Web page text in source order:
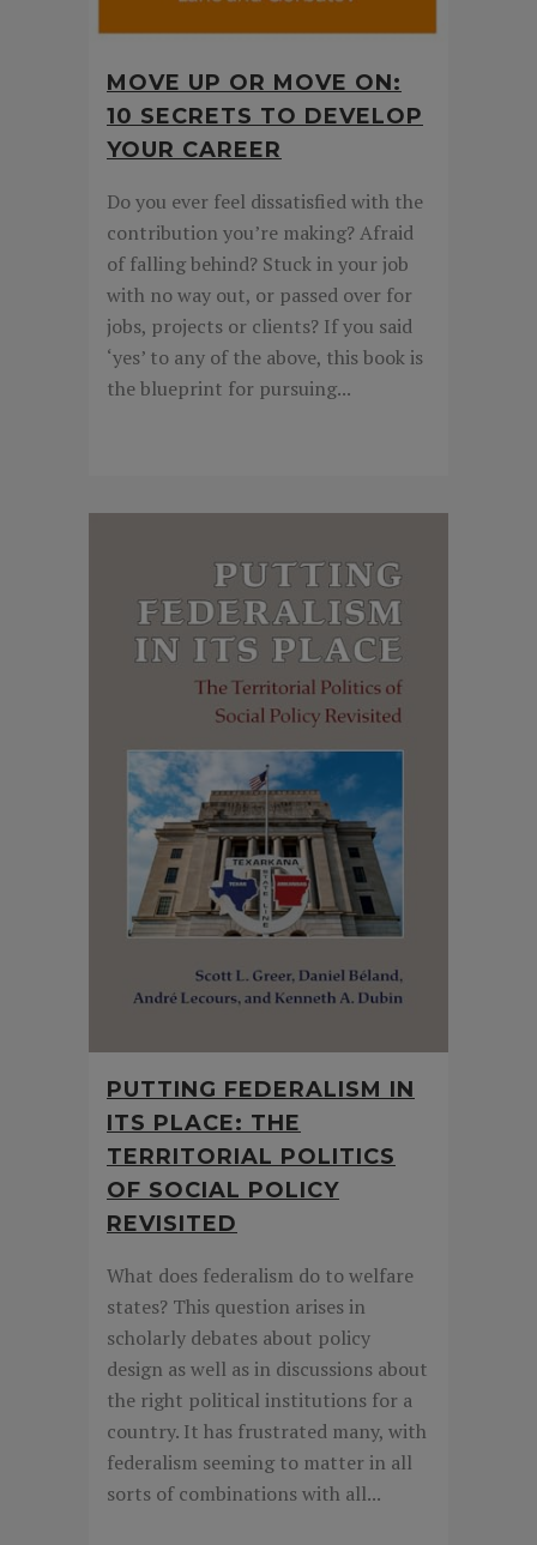
MOVE UP OR MOVE ON:
10 SECRETS TO DEVELOP
YOUR CAREER
Do you ever feel dissatisfied with the
contribution you’re making? Afraid
of falling behind? Stuck in your job
with no way out, or passed over for
jobs, projects or clients? If you said
‘yes’ to any of the above, this book is
the blueprint for pursuing...
PUTTING FEDERALISM IN
ITS PLACE: THE
TERRITORIAL POLITICS
OF SOCIAL POLICY
REVISITED
What does federalism do to welfare
states? This question arises in
scholarly debates about policy
design as well as in discussions about
the right political institutions for a
country. It has frustrated many, with
federalism seeming to matter in all
sorts of combinations with all...